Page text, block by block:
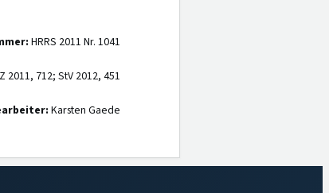
HRRS 2011 Nr. 1041
2011, 712; StV 2012, 451
Karsten Gaede